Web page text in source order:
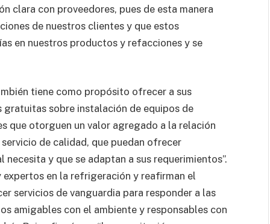
clara con proveedores, pues de esta manera
de nuestros clientes y que estos
en nuestros productos y refacciones y se
tiene como propósito ofrecer a sus
sobre instalación de equipos de
que otorguen un valor agregado a la relación
de calidad, que puedan ofrecer
y que se adaptan a sus requerimientos”.
en la refrigeración y reafirman el
servicios de vanguardia para responder a las
amigables con el ambiente y responsables con